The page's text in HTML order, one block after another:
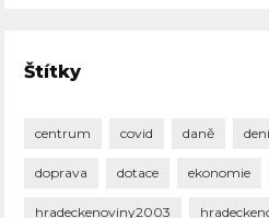
Štítky
centrum covid daně
doprava dotace ekonomie
hradeckenoviny2003